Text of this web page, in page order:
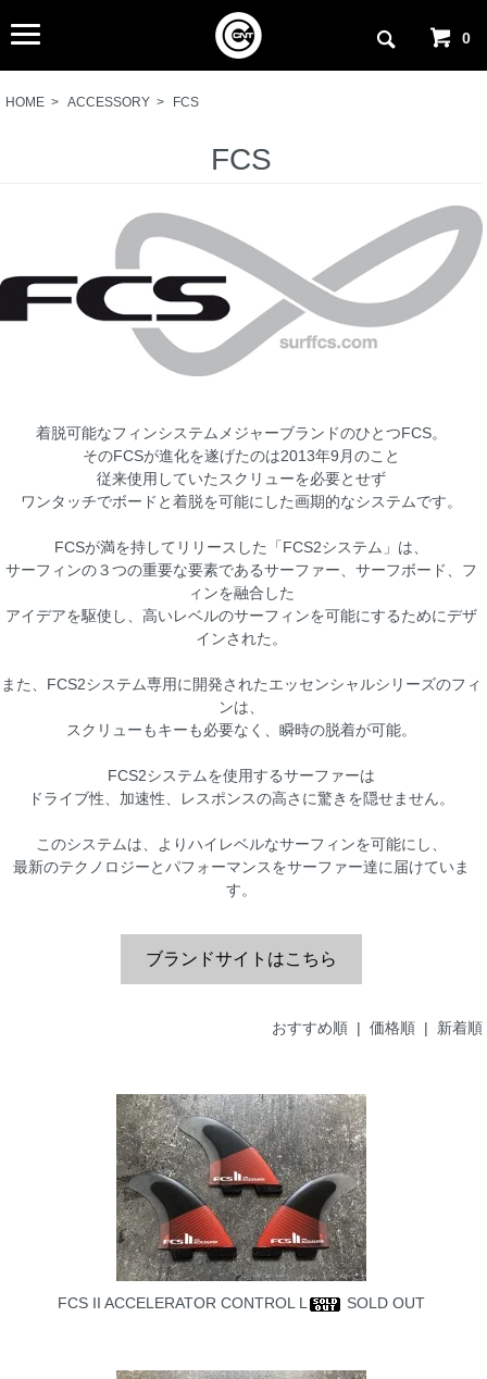
0
HOME > ACCESSORY > FCS
FCS
着脱可能なフィンシステムメジャーブランドのひとつFCS。
そのFCSが進化を遂げたのは2013年9月のこと
従来使用していたスクリューを必要とせず
ワンタッチでボードと着脱を可能にした画期的なシステムです。
FCSが満を持してリリースした「FCS2システム」は、
サーフィンの３つの重要な要素であるサーファー、サーフボード、フ
ィンを融合した
アイデアを駆使し、高いレベルのサーフィンを可能にするためにデザ
インされた。
また、FCS2システム専用に開発されたエッセンシャルシリーズのフィ
ンは、
スクリューもキーも必要なく、瞬時の脱着が可能。
FCS2システムを使用するサーファーは
ドライブ性、加速性、レスポンスの高さに驚きを隠せません。
このシステムは、よりハイレベルなサーフィンを可能にし、
最新のテクノロジーとパフォーマンスをサーファー達に届けていま
す。
ブランドサイトはこちら
おすすめ順| 価格順 | 新着順
FCS II ACCELERATOR CONTROL L SOLD OUT